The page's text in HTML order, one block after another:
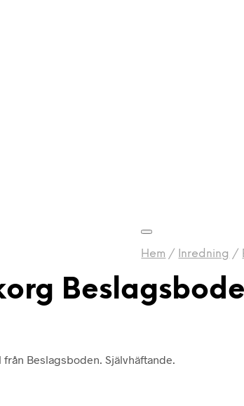
Hem / Inredning /
Beslagsboden. Självhäftande.